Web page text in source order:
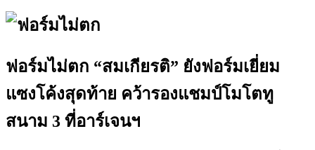
ฟอร์มไม่ตก “สมเกียรติ” ยังฟอร์มเยี่ยม
แซงโค้งสุดท้าย คว้ารองแชมป์โมโตทู
สนาม 3 ที่อาร์เจนฯ